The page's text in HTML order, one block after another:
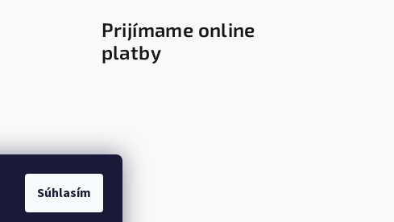
Súhlasím
Prijímame online
platby